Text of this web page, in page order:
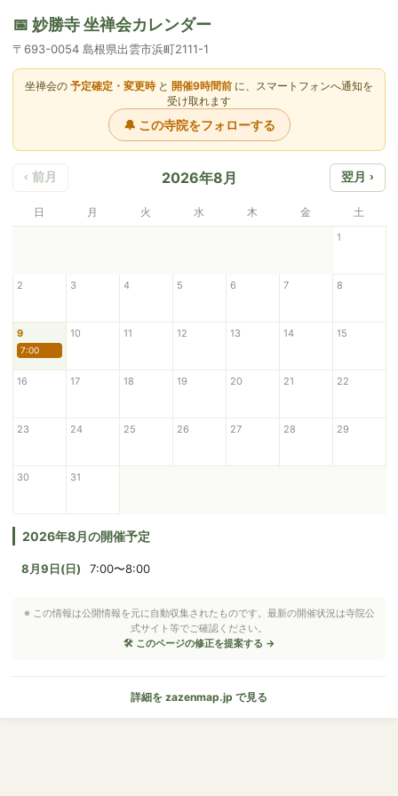
📅 妙勝寺 坐禅会カレンダー
〒693-0054 島根県出雲市浜町2111-1
坐禅会の 予定確定・変更時と 開催9時間前 に、スマートフォンへ通知を
受け取れます
🔔 この寺院をフォローする
‹ 前月 2026年8月 翌月 ›
日 月 火 水 木 金 土
1
2 3 4 5 6 7 8
9
7:00
10 11 12 13 14 15
16 17 18 19 20 21 22
23 24 25 26 27 28 29
30 31
2026年8月の開催予定
8月9日(日) 7:00〜8:00
※ この情報は公開情報を元に自動収集されたものです。最新の開催状況は寺院公
式サイト等でご確認ください。
🛠 このページの修正を提案する →
詳細を zazenmap.jp で見る